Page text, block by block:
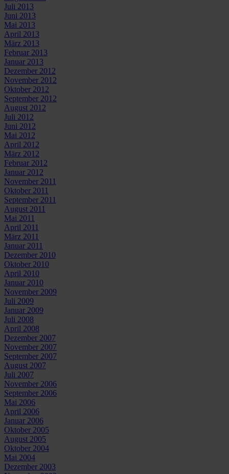
Juli 2013
Juni 2013
Mai 2013
April 2013
März 2013
Februar 2013
Januar 2013
Dezember 2012
November 2012
Oktober 2012
September 2012
August 2012
Juli 2012
Juni 2012
Mai 2012
April 2012
März 2012
Februar 2012
Januar 2012
November 2011
Oktober 2011
September 2011
August 2011
Mai 2011
April 2011
März 2011
Januar 2011
Dezember 2010
Oktober 2010
April 2010
Januar 2010
November 2009
Juli 2009
Januar 2009
Juli 2008
April 2008
Dezember 2007
November 2007
September 2007
August 2007
Juli 2007
November 2006
September 2006
Mai 2006
April 2006
Januar 2006
Oktober 2005
August 2005
Oktober 2004
Mai 2004
Dezember 2003